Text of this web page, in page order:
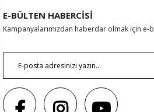
E-BÜLTEN HABERCİSİ
Kampanyalarımızdan haberdar olmak için e-